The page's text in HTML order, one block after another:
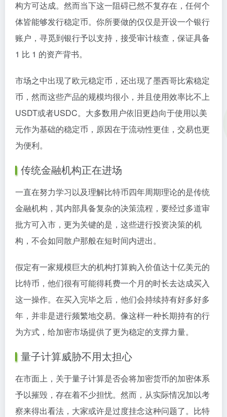
构方可达成。然而当下这一阻碍已然不复存在，任何个
体皆能够发行稳定币。你所要做的仅仅是开设一个银行
账户，寻觅到银行予以支持，接受审计核查，保证具备
1 比 1 的资产背书。
市场之中出现了欧元稳定币，还出现了墨西哥比索稳定
币，然而这些产品的规模均很小，并且使用效率比不上
USDT或者USDC。大多数用户依旧更趋向于使用以美
元作为基础的稳定币，原因在于流动性更佳，交易也更
为便利。
传统金融机构正在进场
一直在努力学习以及理解比特币四年周期理论的是传统
金融机构，其内部具备复杂的决策流程，要经过多道审
批方可入市，更为关键的是，这些进行投资决策的机
构，不会如同散户那般在短时间内进出。
假定有一家规模巨大的机构打算购入价值达十亿美元的
比特币，他们很有可能得耗费一个月的时长去达成买入
这一操作。在买入完毕之后，他们会持续持有好多好多
年，并非是进行频繁地交易。像这样一种长期持有的行
为方式，给加密市场提供了更为稳定的支撑力量。
量子计算威胁不用太担心
在市面上，关于量子计算是否会将加密货币的加密体系
予以摧毁，存在着不少担忧。然而，从实际情况加以考
察来得出看法，大家或许是过度挂念这种问题了。比特